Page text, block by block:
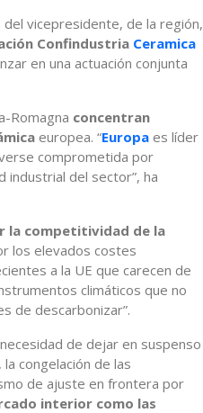
vicepresidente, de la región,
Confindustria Ceramica
en una actuación conjunta
Romagna concentran
europea. “Europa es líder
comprometida por
industrial del sector”, ha
la competitividad de la
los elevados costes
a la UE que carecen de
climáticos que no
de descarbonizar”.
de dejar en suspenso
congelación de las
de ajuste en frontera por
interior como las